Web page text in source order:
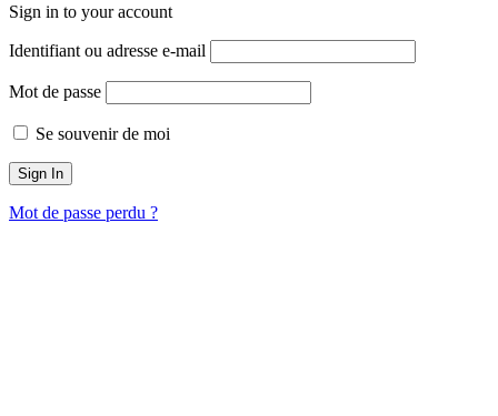
Sign in to your account
Identifiant ou adresse e-mail
Mot de passe
Se souvenir de moi
Mot de passe perdu ?